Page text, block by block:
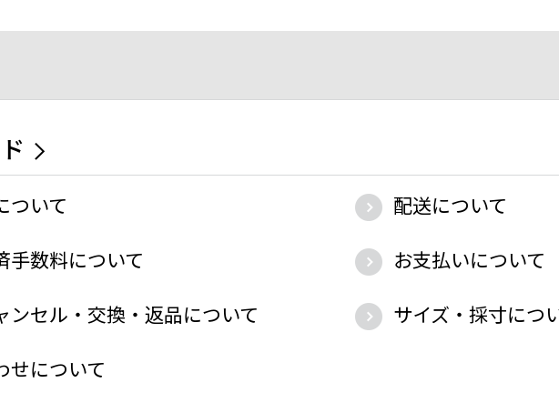
ついて
配送について
手数料について
お支払いについて
ンセル・交換・返品について
サイズ・採寸につ
せについて